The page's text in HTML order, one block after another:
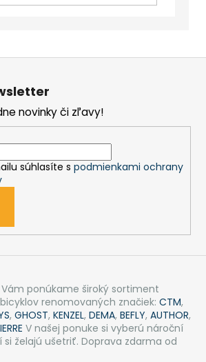
DO
novinky či zľavy!
súhlasíte s podmienkami ochrany
ponúkame široký sortiment
renomovaných značiek: CTM,
, GHOST, KENZEL, DEMA, BEFLY, AUTHOR,
V našej ponuke si vyberú nároční
si želajú ušetriť. Doprava zdarma od